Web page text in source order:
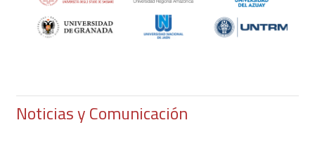
Noticias y Comunicación